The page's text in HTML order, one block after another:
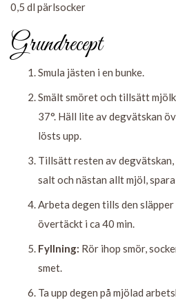
0,5 dl pärlsocker
Grundrecept
Smula jästen i en bunke.
Smält smöret och tillsätt
37°. Häll lite av degvätskan
lösts upp.
Tillsätt resten av degvätskan,
salt och nästan allt mjöl,
Arbeta degen tills den släpper
övertäckt i ca 40 min.
Fyllning: Rör ihop smör,
smet.
Ta upp degen på mjölad